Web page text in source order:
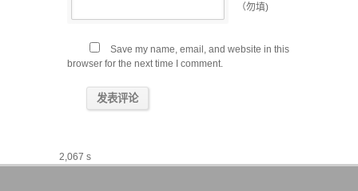
（勿填)
Save my name, email, and website in this
browser for the next time I comment.
2,067 s